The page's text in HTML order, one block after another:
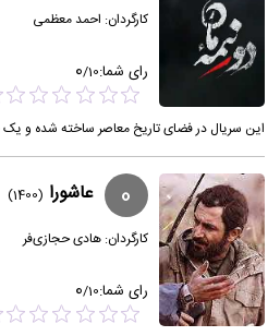
کارگردان: احمد معظمی
رای شما: 0/10
این سریال در فضای تاریخ معاصر ساخته شده و یک
0 عاشورا (1400)
کارگردان:هادی حجازی‌فر
رای شما: 0/10